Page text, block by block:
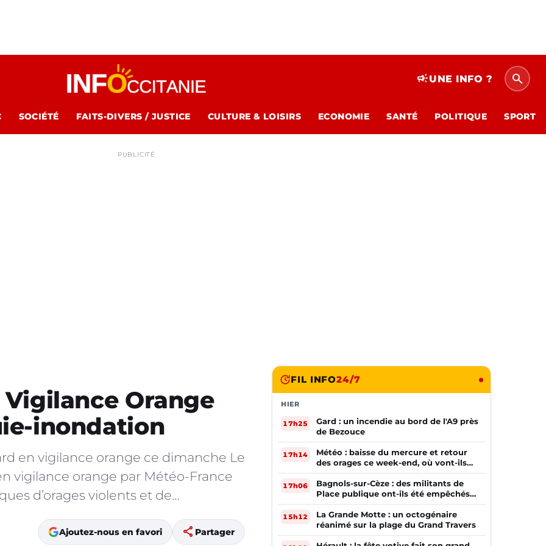
campaignUNE INFO ? search
SOCIÉTÉ FAITS-DIVERS / JUSTICE CULTURE & LOISIRS ECONOMIE SANTÉ POLITIQUE SPORT
PUBLICITÉ
Vigilance Orange
inondation
en vigilance orange ce dimanche Le
vigilance orange par Météo-France
d’orages violents et de…
Ajoutez-nous en favori share Partager
FIL INFO24/7
HIER
17h25
Gard : un incendie au bord de l'A9 près
de Bezouce
17h14
Météo : baisse du mercure et retour
des orages ce week-end, où vont-ils
frapper ?
17h06
Bagnols-sur-Cèze : des militants de
Place publique ont-ils été empêchés
de tracter par la mairie ?
15h12
La Grande Motte : un octogénaire
réanimé sur la plage du Grand Travers